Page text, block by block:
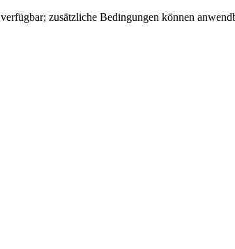
verfügbar; zusätzliche Bedingungen können